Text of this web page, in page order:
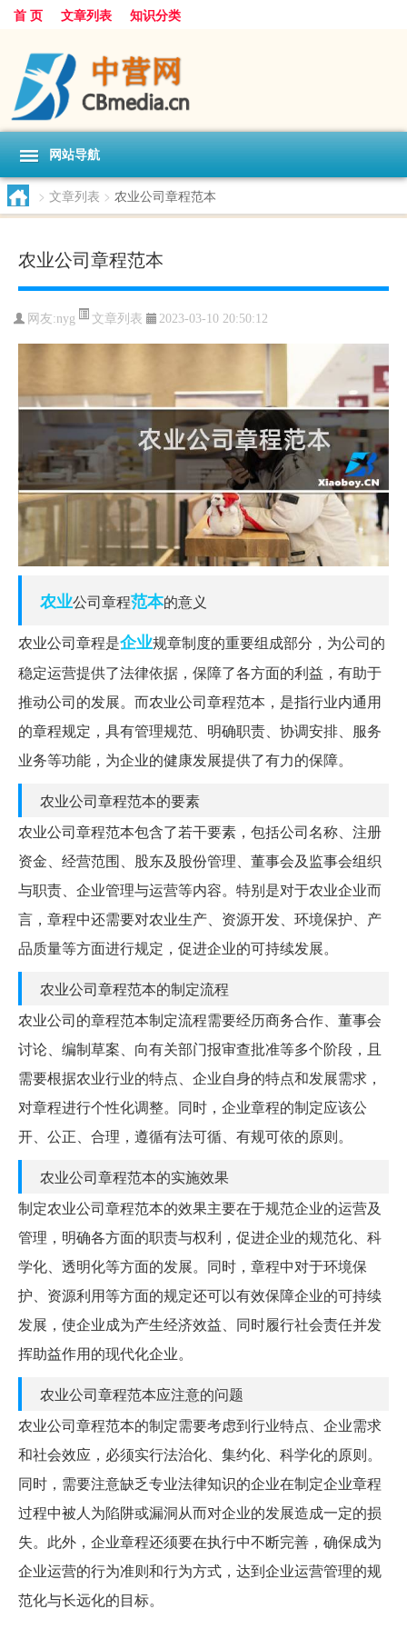
首 页 文章列表 知识分类
网站导航
> 文章列表 > 农业公司章程范本
农业公司章程范本
网友:nyg 文章列表 2023-03-10 20:50:12
农业公司章程范本的意义
农业公司章程是企业规章制度的重要组成部分，为公司的
稳定运营提供了法律依据，保障了各方面的利益，有助于
推动公司的发展。而农业公司章程范本，是指行业内通用
的章程规定，具有管理规范、明确职责、协调安排、服务
业务等功能，为企业的健康发展提供了有力的保障。
农业公司章程范本的要素
农业公司章程范本包含了若干要素，包括公司名称、注册
资金、经营范围、股东及股份管理、董事会及监事会组织
与职责、企业管理与运营等内容。特别是对于农业企业而
言，章程中还需要对农业生产、资源开发、环境保护、产
品质量等方面进行规定，促进企业的可持续发展。
农业公司章程范本的制定流程
农业公司的章程范本制定流程需要经历商务合作、董事会
讨论、编制草案、向有关部门报审查批准等多个阶段，且
需要根据农业行业的特点、企业自身的特点和发展需求，
对章程进行个性化调整。同时，企业章程的制定应该公
开、公正、合理，遵循有法可循、有规可依的原则。
农业公司章程范本的实施效果
制定农业公司章程范本的效果主要在于规范企业的运营及
管理，明确各方面的职责与权利，促进企业的规范化、科
学化、透明化等方面的发展。同时，章程中对于环境保
护、资源利用等方面的规定还可以有效保障企业的可持续
发展，使企业成为产生经济效益、同时履行社会责任并发
挥助益作用的现代化企业。
农业公司章程范本应注意的问题
农业公司章程范本的制定需要考虑到行业特点、企业需求
和社会效应，必须实行法治化、集约化、科学化的原则。
同时，需要注意缺乏专业法律知识的企业在制定企业章程
过程中被人为陷阱或漏洞从而对企业的发展造成一定的损
失。此外，企业章程还须要在执行中不断完善，确保成为
企业运营的行为准则和行为方式，达到企业运营管理的规
范化与长远化的目标。